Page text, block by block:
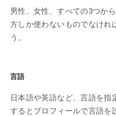
男性、女性、すべての3つか
方しか使わないものでなけれ
う。
言語
日本語や英語など、言語を指
するとプロフィールで言語を